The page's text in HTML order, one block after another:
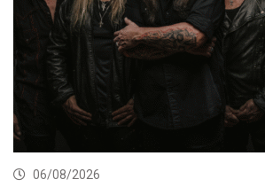
06/08/2026